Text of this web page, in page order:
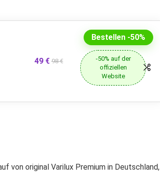
49 € 98 €
Bestellen -50%
-50% auf der
offiziellen
Website
von original Varilux Premium in Deutschland,